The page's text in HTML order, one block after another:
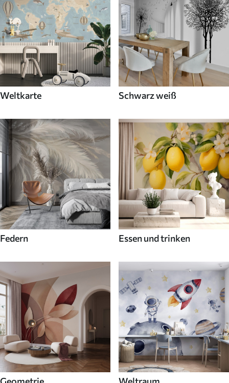
Weltkarte Schwarz weiß
Federn Essen und trinken